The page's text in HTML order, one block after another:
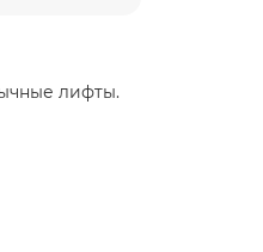
лифты.